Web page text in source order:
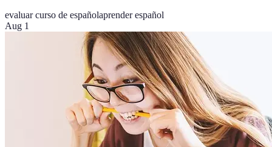
evaluar curso de españolaprender español
Aug 1